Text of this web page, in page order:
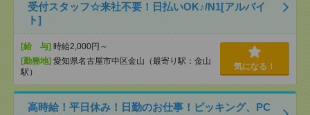
受付スタッフ☆来社不要！日払いOK♪/N1[アルバイ
ト]
[給 与] 時給2,000円～
[勤務地] 愛知県名古屋市中区金山（最寄り駅：金山
駅）
気になる！
高時給！平日休み！日勤のお仕事！ピッキング、PC